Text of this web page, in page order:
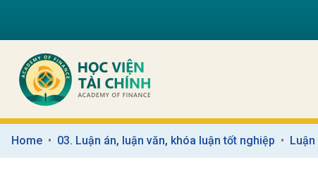
Home 03. Luận án, luận văn, khóa luận tốt nghiệp